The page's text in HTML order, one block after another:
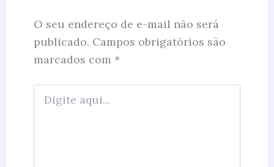
O seu endereço de e-mail não será
publicado. Campos obrigatórios são
marcados com *
aqui...